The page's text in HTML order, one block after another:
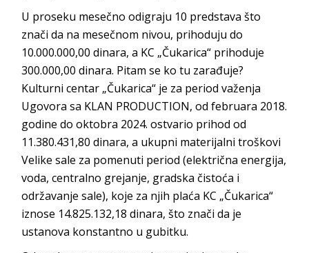
U proseku mesečno odigraju 10 predstava što
znači da na mesečnom nivou, prihoduju do
10.000.000,00 dinara, a KC „Čukarica“ prihoduje
300.000,00 dinara. Pitam se ko tu zarađuje?
Kulturni centar „Čukarica“ je za period važenja
Ugovora sa KLAN PRODUCTION, od februara 2018.
godine do oktobra 2024. ostvario prihod od
11.380.431,80 dinara, a ukupni materijalni troškovi
Velike sale za pomenuti period (električna energija,
voda, centralno grejanje, gradska čistoća i
održavanje sale), koje za njih plaća KC „Čukarica“
iznose 14.825.132,18 dinara, što znači da je
ustanova konstantno u gubitku.